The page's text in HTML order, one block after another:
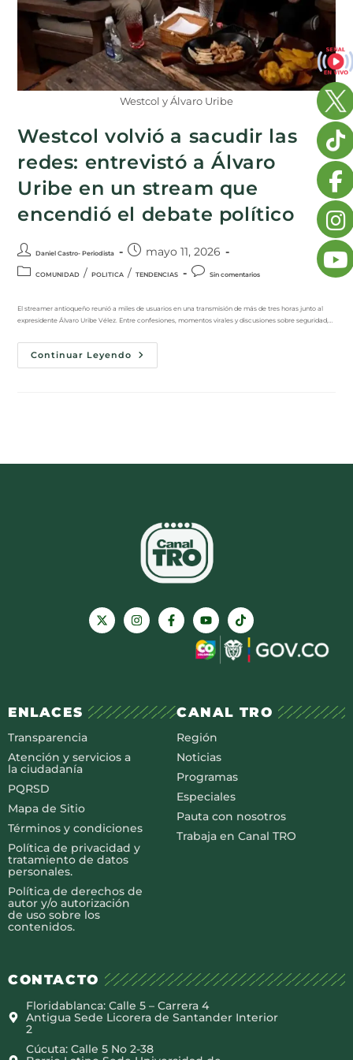
Westcol y Álvaro Uribe
Westcol volvió a sacudir las
redes: entrevistó a Álvaro
Uribe en un stream que
encendió el debate político
Daniel Castro- Periodista mayo 11, 2026
COMUNIDAD / POLITICA / TENDENCIAS Sin comentarios
El streamer antioqueño reunió a miles de usuarios en una transmisión de más de tres horas junto al
expresidente Álvaro Uribe Vélez. Entre confesiones, momentos virales y discusiones sobre seguridad,…
Continuar Leyendo
ENLACES
Transparencia
Atención y servicios a
la ciudadanía
PQRSD
Mapa de Sitio
Términos y condiciones
Política de privacidad y
tratamiento de datos
personales.
Política de derechos de
autor y/o autorización
de uso sobre los
contenidos.
CANAL TRO
Región
Noticias
Programas
Especiales
Pauta con nosotros
Trabaja en Canal TRO
CONTACTO
Floridablanca: Calle 5 – Carrera 4
Antigua Sede Licorera de Santander Interior
2
Cúcuta: Calle 5 No 2-38